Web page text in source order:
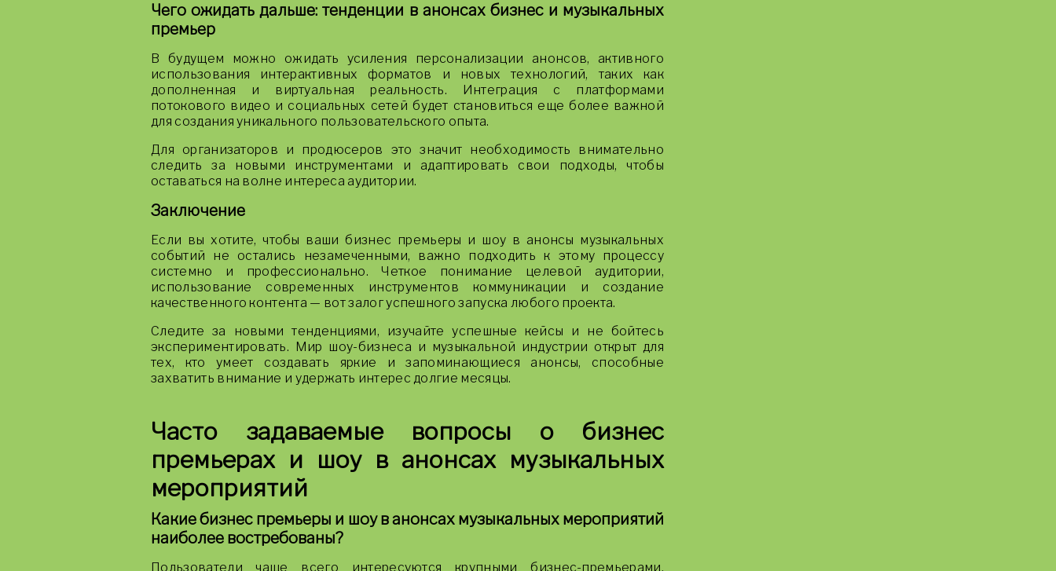
Чего ожидать дальше: тенденции в анонсах бизнес и музыкальных
премьер
В будущем можно ожидать усиления персонализации анонсов, активного
использования интерактивных форматов и новых технологий, таких как
дополненная и виртуальная реальность. Интеграция с платформами
потокового видео и социальных сетей будет становиться еще более важной
для создания уникального пользовательского опыта.
Для организаторов и продюсеров это значит необходимость внимательно
следить за новыми инструментами и адаптировать свои подходы, чтобы
оставаться на волне интереса аудитории.
Заключение
Если вы хотите, чтобы ваши бизнес премьеры и шоу в анонсы музыкальных
событий не остались незамеченными, важно подходить к этому процессу
системно и профессионально. Четкое понимание целевой аудитории,
использование современных инструментов коммуникации и создание
качественного контента — вот залог успешного запуска любого проекта.
Следите за новыми тенденциями, изучайте успешные кейсы и не бойтесь
экспериментировать. Мир шоу-бизнеса и музыкальной индустрии открыт для
тех, кто умеет создавать яркие и запоминающиеся анонсы, способные
захватить внимание и удержать интерес долгие месяцы.
Часто задаваемые вопросы о бизнес
премьерах и шоу в анонсах музыкальных
мероприятий
Какие бизнес премьеры и шоу в анонсах музыкальных мероприятий
наиболее востребованы?
Пользователи чаще всего интересуются крупными бизнес-премьерами,